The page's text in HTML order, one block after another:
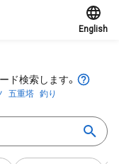
English
ド検索します。
五重塔 釣り